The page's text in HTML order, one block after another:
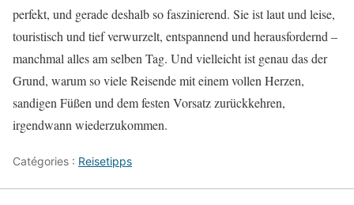
perfekt, und gerade deshalb so faszinierend. Sie ist laut und leise,
touristisch und tief verwurzelt, entspannend und herausfordernd –
manchmal alles am selben Tag. Und vielleicht ist genau das der
Grund, warum so viele Reisende mit einem vollen Herzen,
sandigen Füßen und dem festen Vorsatz zurückkehren,
irgendwann wiederzukommen.
Catégories : Reisetipps